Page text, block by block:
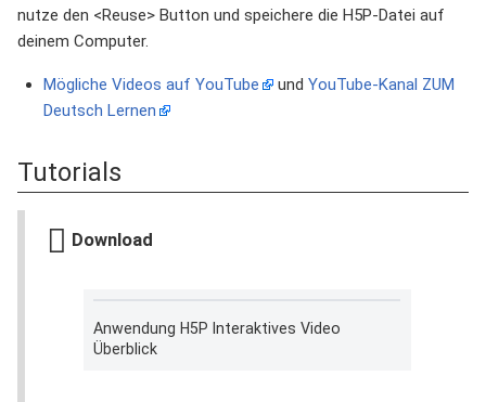
nutze den <Reuse> Button und speichere die H5P-Datei auf
deinem Computer.
Mögliche Videos auf YouTube und YouTube-Kanal ZUM
Deutsch Lernen
Tutorials
Download
Anwendung H5P Interaktives Video
Überblick